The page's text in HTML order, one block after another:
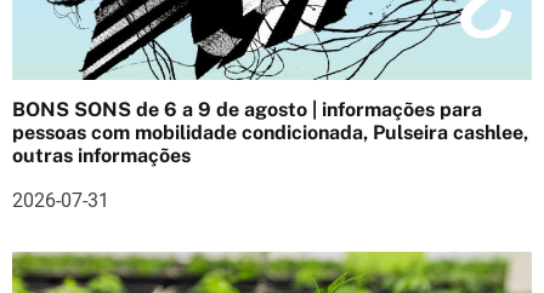
d
e
t
BONS SONS de 6 a 9 de agosto | informações para
pessoas com mobilidade condicionada, Pulseira cashlee,
outras informações
2026-07-31